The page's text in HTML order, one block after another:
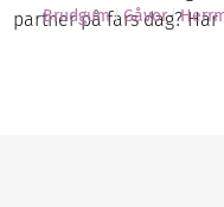
partner på fars dag?
Brudgum Gåvor